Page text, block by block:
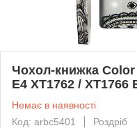
Чохол-книжка
E4 XT1762 / XT1766
Немає в наявності
Код: arbc5401
Роздріб